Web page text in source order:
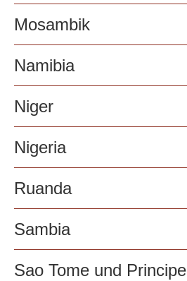
Mosambik
Namibia
Niger
Nigeria
Ruanda
Sambia
Sao Tome und Principe